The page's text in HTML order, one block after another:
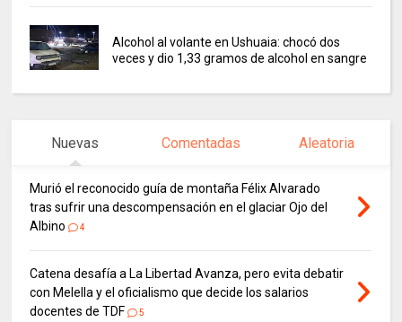
Alcohol al volante en Ushuaia: chocó dos
veces y dio 1,33 gramos de alcohol en sangre
Nuevas Comentadas Aleatoria
Murió el reconocido guía de montaña Félix Alvarado
tras sufrir una descompensación en el glaciar Ojo del
Albino
4
Catena desafía a La Libertad Avanza, pero evita debatir
con Melella y el oficialismo que decide los salarios
docentes de TDF
5